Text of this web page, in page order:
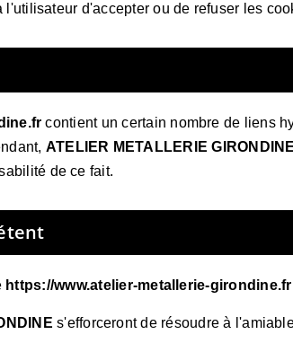
d'accepter ou de refuser les
contient un certain nombre de liens
ATELIER METALLERIE GIRONDINE
de ce fait.
https://www.atelier-metallerie-girondine.fr
s'efforceront de résoudre à